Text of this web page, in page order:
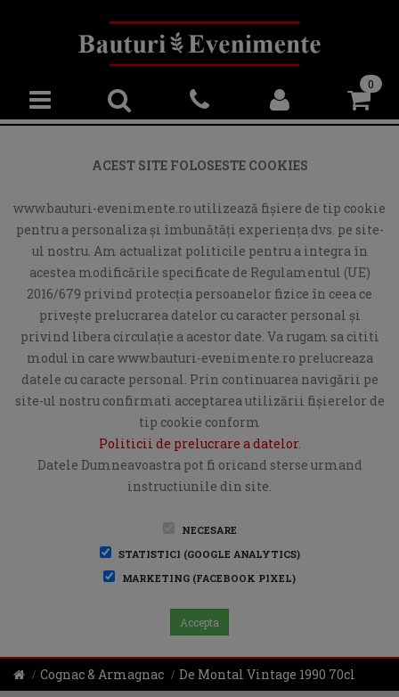
0
ACEST SITE FOLOSESTE COOKIES
www.bauturi-evenimente.ro utilizează fişiere de tip cookie
pentru a personaliza și îmbunătăți experiența dvs. pe site-
ul nostru. Am actualizat politicile pentru a integra în
acestea modificările specificate de Regulamentul (UE)
2016/679 privind protecția persoanelor fizice în ceea ce
privește prelucrarea datelor cu caracter personal și
privind libera circulație a acestor date. Va rugam sa cititi
modul in care www.bauturi-evenimente.ro prelucreaza
datele cu caracte personal. Prin continuarea navigării pe
site-ul nostru confirmati acceptarea utilizării fişierelor de
tip cookie conform
Politicii de prelucrare a datelor.
Datele Dumneavoastra pot fi oricand sterse urmand
instructiunile din site.
NECESARE
STATISTICI (GOOGLE ANALYTICS)
MARKETING (FACEBOOK PIXEL)
Accepta
Cognac & Armagnac De Montal Vintage 1990 70cl